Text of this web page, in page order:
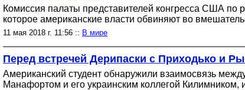
Комиссия палаты представителей конгресса США по
которое американские власти обвиняют во
11 мая 2018 г. 11:56 :: В мире
Перед встречей Дерипаски с Приходько и
Американский студент обнаружили взаимосвязь
Манафортом и его украинским коллегой